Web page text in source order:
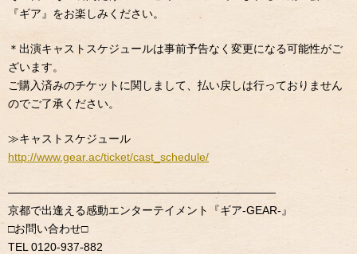
『ギア』をお楽しみください。
＊出演キャストスケジュールは事前予告なく変更になる可能性がご
ざいます。
ご購入済みのチケットに関しまして、払い戻しは行っておりません
のでご了承ください。
≫キャストスケジュール
http://www.gear.ac/ticket/cast_schedule/
————————————————————————
京都で出逢える感動エンターテイメント『ギア-GEAR-』
□お問い合わせ□
TEL 0120-937-882